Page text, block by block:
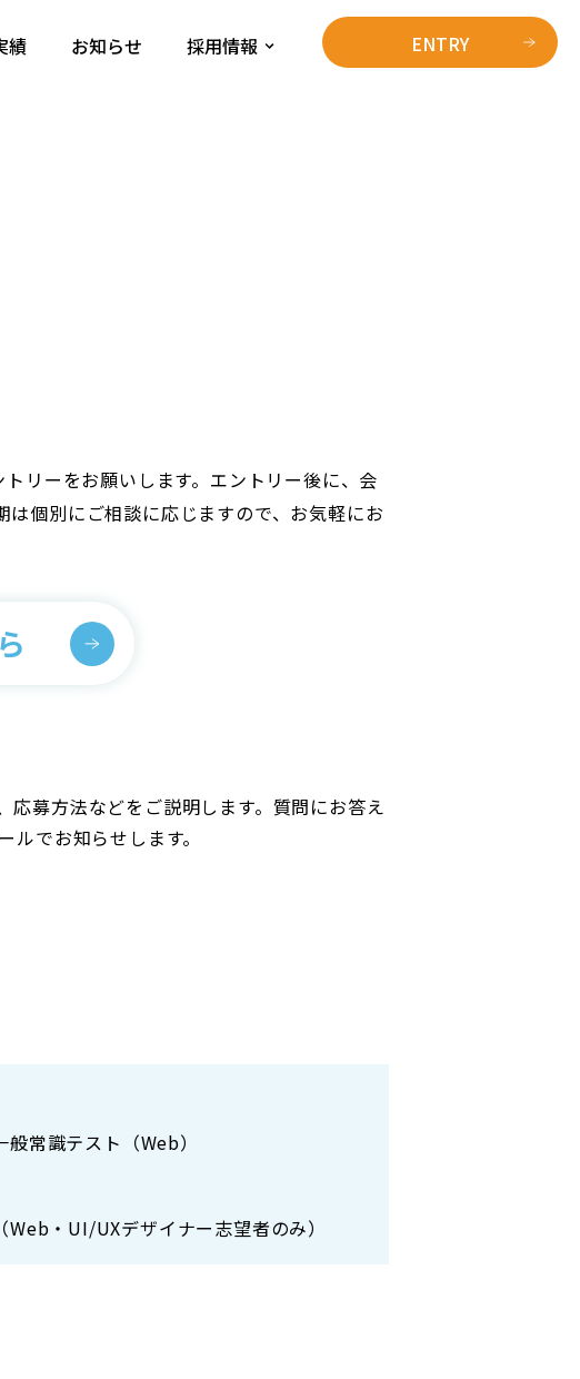
績 お知らせ 採用情報 ENTRY
リーをお願いします。エントリー後に、会
個別にご相談に応じますので、お気軽にお
募方法などをご説明します。質問にお答え
でお知らせします。
常識テスト（Web）
・UI/UXデザイナー志望者のみ）